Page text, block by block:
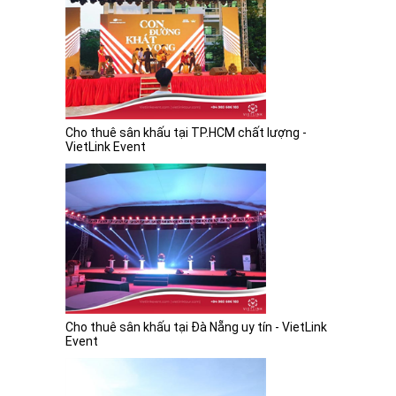
Cho thuê sân khấu tại TP.HCM chất lượng -
VietLink Event
Cho thuê sân khấu tại Đà Nẵng uy tín - VietLink
Event